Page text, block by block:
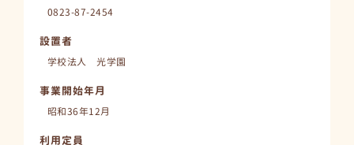
0823-87-2454
設置者
学校法人 光学園
事業開始年月
昭和36年12月
利用定員